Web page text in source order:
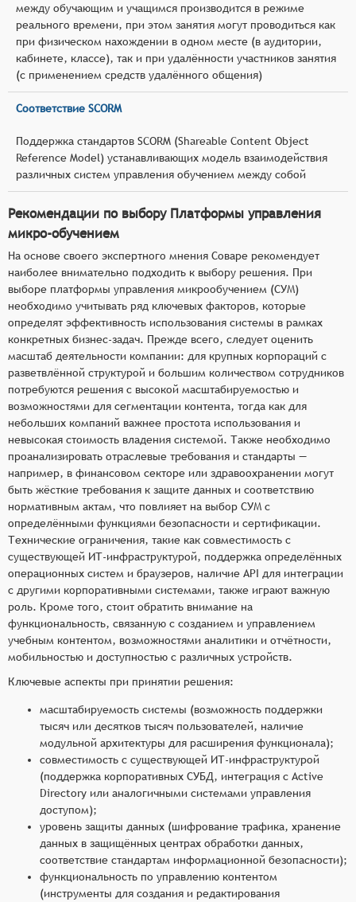
между обучающим и учащимся производится в режиме
реального времени, при этом занятия могут проводиться как
при физическом нахождении в одном месте (в аудитории,
кабинете, классе), так и при удалённости участников занятия
(с применением средств удалённого общения)
Соответствие SCORM
Поддержка стандартов SCORM (Shareable Content Object
Reference Model) устанавливающих модель взаимодействия
различных систем управления обучением между собой
Рекомендации по выбору Платформы управления
микро-обучением
На основе своего экспертного мнения Соваре рекомендует
наиболее внимательно подходить к выбору решения. При
выборе платформы управления микрообучением (СУМ)
необходимо учитывать ряд ключевых факторов, которые
определят эффективность использования системы в рамках
конкретных бизнес-задач. Прежде всего, следует оценить
масштаб деятельности компании: для крупных корпораций с
разветвлённой структурой и большим количеством сотрудников
потребуются решения с высокой масштабируемостью и
возможностями для сегментации контента, тогда как для
небольших компаний важнее простота использования и
невысокая стоимость владения системой. Также необходимо
проанализировать отраслевые требования и стандарты —
например, в финансовом секторе или здравоохранении могут
быть жёсткие требования к защите данных и соответствию
нормативным актам, что повлияет на выбор СУМ с
определёнными функциями безопасности и сертификации.
Технические ограничения, такие как совместимость с
существующей ИТ-инфраструктурой, поддержка определённых
операционных систем и браузеров, наличие API для интеграции
с другими корпоративными системами, также играют важную
роль. Кроме того, стоит обратить внимание на
функциональность, связанную с созданием и управлением
учебным контентом, возможностями аналитики и отчётности,
мобильностью и доступностью с различных устройств.
Ключевые аспекты при принятии решения:
масштабируемость системы (возможность поддержки
тысяч или десятков тысяч пользователей, наличие
модульной архитектуры для расширения функционала);
совместимость с существующей ИТ-инфраструктурой
(поддержка корпоративных СУБД, интеграция с Active
Directory или аналогичными системами управления
доступом);
уровень защиты данных (шифрование трафика, хранение
данных в защищённых центрах обработки данных,
соответствие стандартам информационной безопасности);
функциональность по управлению контентом
(инструменты для создания и редактирования